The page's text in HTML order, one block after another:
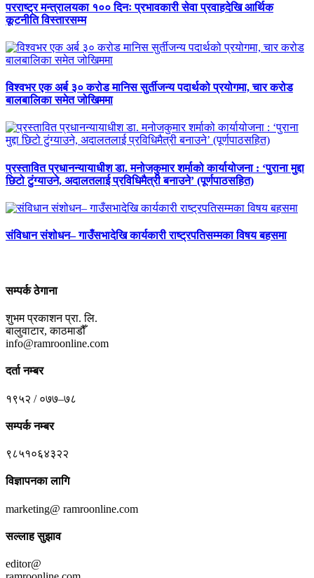
परराष्ट्र मन्त्रालयका १०० दिनः प्रभावकारी सेवा प्रवाहदेखि आर्थिक
कूटनीति विस्तारसम्म
विश्वभर एक अर्ब ३० करोड मानिस सुर्तीजन्य पदार्थको प्रयोगमा, चार करोड
बालबालिका समेत जोखिममा
प्रस्तावित प्रधानन्यायाधीश डा. मनोजकुमार शर्माको कार्यायोजना : ‘पुराना मुद्दा
छिटो टुंग्याउने, अदालतलाई प्रविधिमैत्री बनाउने’ (पूर्णपाठसहित)
संविधान संशोधन– गाउँसभादेखि कार्यकारी राष्ट्रपतिसम्मका विषय बहसमा
सम्पर्क ठेगाना
शुभम प्रकाशन प्रा. लि.
बालुवाटार, काठमाडौँ
info@ramroonline.com
दर्ता नम्बर
१९५२ / ०७७–७८
सम्पर्क नम्बर
९८५१०६४३२२
विज्ञापनका लागि
marketing@ ramroonline.com
सल्लाह सुझाव
editor@